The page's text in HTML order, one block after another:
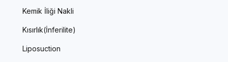
Kemik İliği Nakli
Kısırlık(İnferilite)
Liposuction